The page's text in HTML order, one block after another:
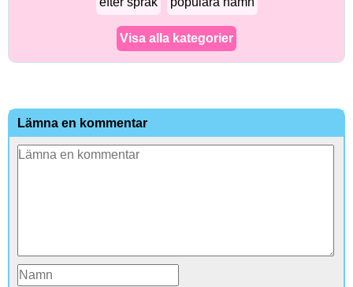
Visa alla kategorier
Lämna en kommentar